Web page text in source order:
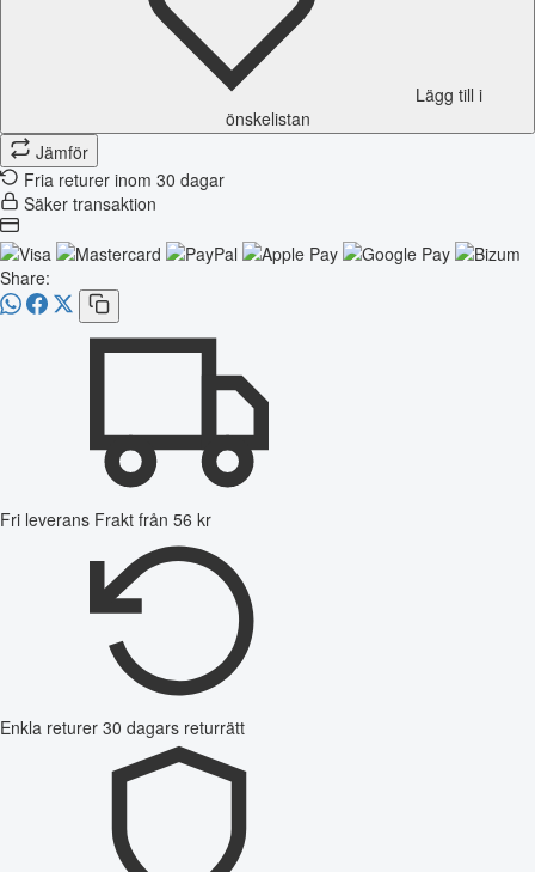
Lägg till i
önskelistan
Jämför
Fria returer inom 30 dagar
Säker transaktion
Share:
Fri leverans Frakt från 56 kr
Enkla returer 30 dagars returrätt